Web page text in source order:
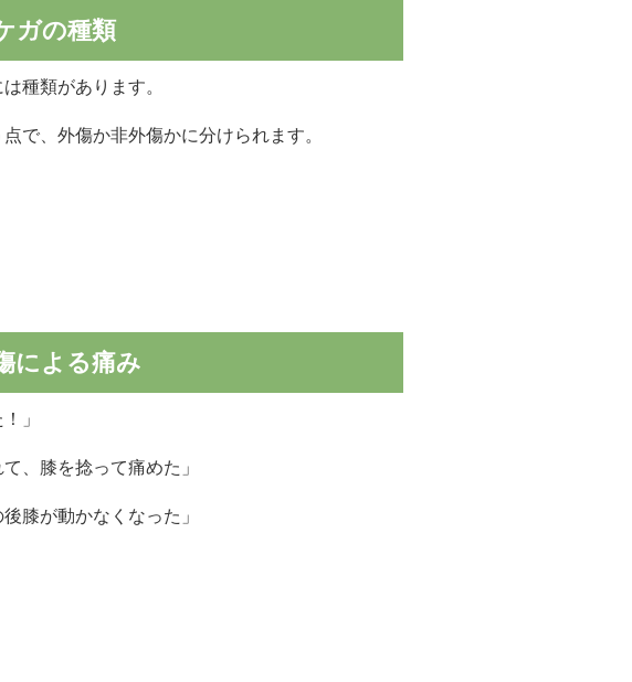
ガの種類
種類があります。
で、外傷か非外傷かに分けられます。
による痛み
」
、膝を捻って痛めた」
膝が動かなくなった」